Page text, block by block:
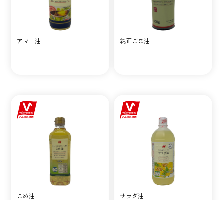
アマニ油 純正ごま油
こめ油 サラダ油